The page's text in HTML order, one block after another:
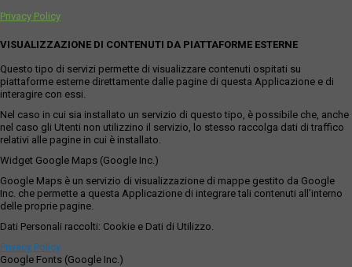
Privacy Policy
VISUALIZZAZIONE DI CONTENUTI DA PIATTAFORME ESTERNE
Questo tipo di servizi permette di visualizzare contenuti ospitati su
piattaforme esterne direttamente dalle pagine di questa Applicazione e di
interagire con essi.
Nel caso in cui sia installato un servizio di questo tipo, è possibile che, anche
nel caso gli Utenti non utilizzino il servizio, lo stesso raccolga dati di traffico
relativi alle pagine in cui è installato.
Widget Google Maps (Google Inc.)
Google Maps è un servizio di visualizzazione di mappe gestito da Google
Inc. che permette a questa Applicazione di integrare tali contenuti all'interno
delle proprie pagine.
Dati Personali raccolti: Cookie e Dati di Utilizzo.
Privacy Policy
Google Fonts (Google Inc.)